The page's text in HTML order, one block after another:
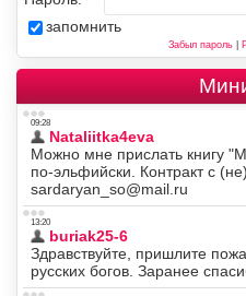
запомнить
Забыл пароль|